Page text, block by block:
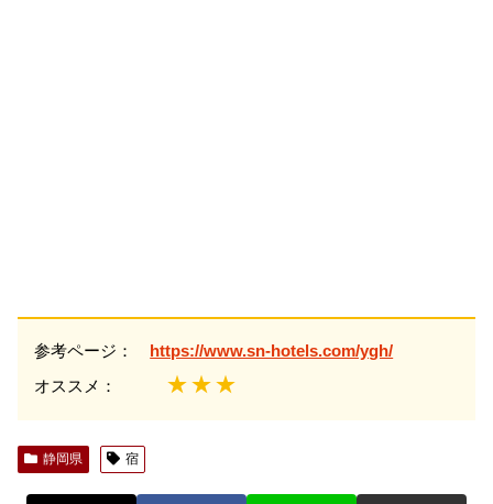
参考ページ： https://www.sn-hotels.com/ygh/
オススメ： ★★★
静岡県 宿